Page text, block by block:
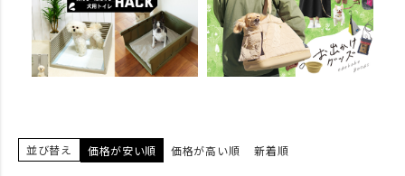
並び替え 価格が安い順 価格が高い順 新着順